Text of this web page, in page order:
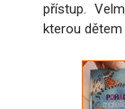
přístup.
kterou dětem